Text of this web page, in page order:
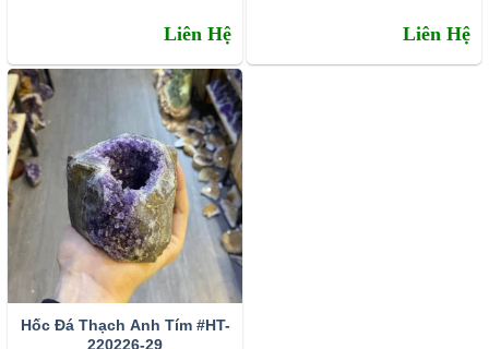
Liên Hệ Liên Hệ
Hốc Đá Thạch Anh Tím #HT-
220226-29